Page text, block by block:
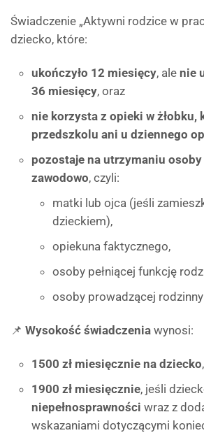
Świadczenie „Aktywni rodzice w
dziecko, które:
ukończyło 12 miesięcy, ale nie
36 miesięcy, oraz
nie korzysta z opieki w żłobku,
przedszkolu ani u dziennego
pozostaje na utrzymaniu
zawodowo, czyli:
matki lub ojca (jeśli
dzieckiem),
opiekuna faktycznego,
osoby pełniącej funkcję
osoby prowadzącej
📌 Wysokość świadczenia wynosi:
1500 zł miesięcznie na dziecko
1900 zł miesięcznie, jeśli
niepełnosprawności wraz z
wskazaniami dotyczącymi